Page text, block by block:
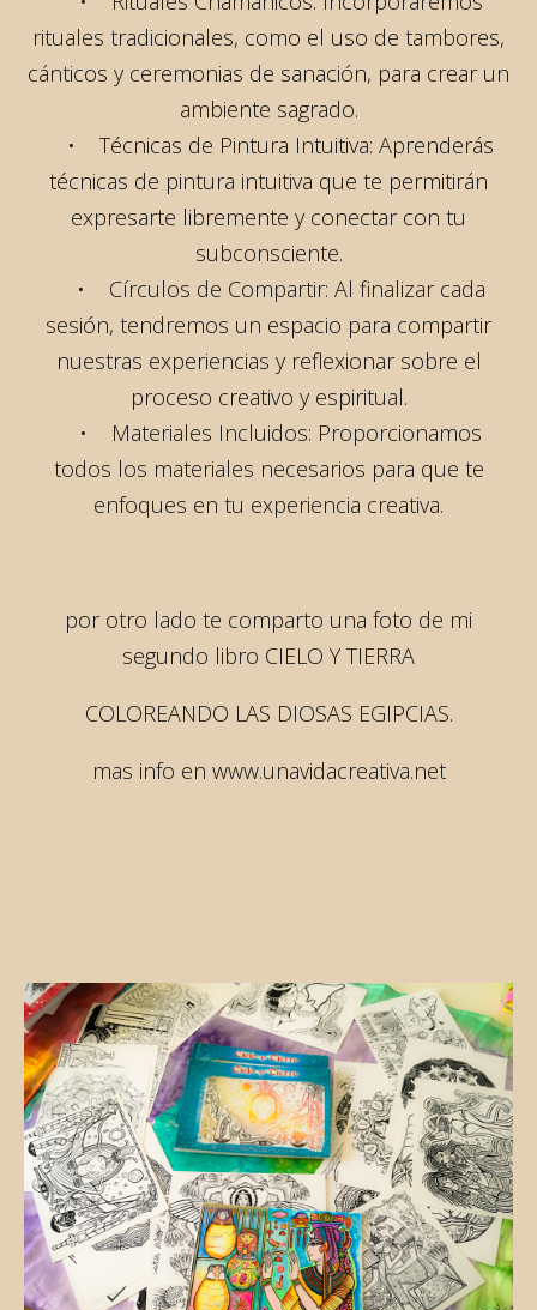
rituales tradicionales, como el uso de tambores,
cánticos y ceremonias de sanación, para crear un
ambiente sagrado.
• Técnicas de Pintura Intuitiva: Aprenderás
técnicas de pintura intuitiva que te permitirán
expresarte libremente y conectar con tu
subconsciente.
• Círculos de Compartir: Al finalizar cada
sesión, tendremos un espacio para compartir
nuestras experiencias y reflexionar sobre el
proceso creativo y espiritual.
• Materiales Incluidos: Proporcionamos
todos los materiales necesarios para que te
enfoques en tu experiencia creativa.
por otro lado te comparto una foto de mi
segundo libro CIELO Y TIERRA
COLOREANDO LAS DIOSAS EGIPCIAS.
mas info en www.unavidacreativa.net